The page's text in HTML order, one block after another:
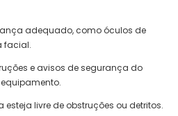
adequado, como óculos de
facial.
e avisos de segurança do
esteja livre de obstruções ou detritos.